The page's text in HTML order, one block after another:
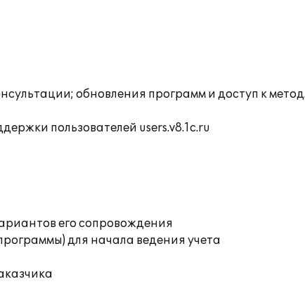
обновления программ и доступ к
пользователей users.v8.1c.ru
его сопровождения
для начала ведения учета